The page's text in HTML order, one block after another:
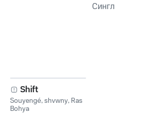
Сингл
Shift
Souyengé,shvwny, Ras
Bohya